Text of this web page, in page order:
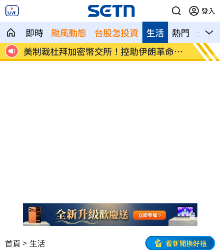
登入
即時 颱風動態 台股怎投資 熱門 影音
生活
衛
美就業數據爆冷 這信號Fed升息警報降
溫
梅西
壇
首頁 生活 看新聞換好禮